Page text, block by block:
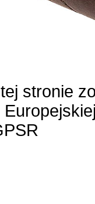
stronie